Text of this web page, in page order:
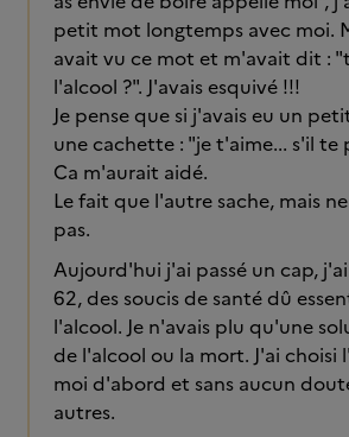
petit mot longtemps avec moi.
avait vu ce mot et m'avait dit :
l'alcool ?". J'avais esquivé !!!
Je pense que si j'avais eu un
une cachette : "je t'aime... s'il te
Ca m'aurait aidé.
Le fait que l'autre sache, mais
pas.
Aujourd'hui j'ai passé un cap,
62, des soucis de santé dû
l'alcool. Je n'avais plu qu'une
de l'alcool ou la mort. J'ai choisi
moi d'abord et sans aucun
autres.